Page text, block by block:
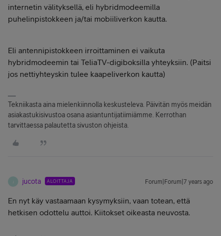
internetin välityksellä, eli hybridmodeemilla
puhelinpistokkeen ja/tai mobiiliverkon kautta.
Eli antennipistokkeen irroittaminen ei vaikuta
hybridmodeemin tai TeliaTV-digiboksilla yhteyksiin. (Paitsi
jos nettiyhteyskin tulee kaapeliverkon kautta)
Tekniikasta aina mielenkiinnolla keskusteleva. Päivitän myös meidän
asiakastukisivustoa osana asiantuntijatiimiämme. Kerrothan
tarvittaessa palautetta sivuston ohjeista.
jucota ALOITTAJA Forum|Forum|7 years ago
En nyt käy vastaamaan kysymyksiin, vaan totean, että
hetkisen odottelu auttoi. Kiitokset oikeasta neuvosta.